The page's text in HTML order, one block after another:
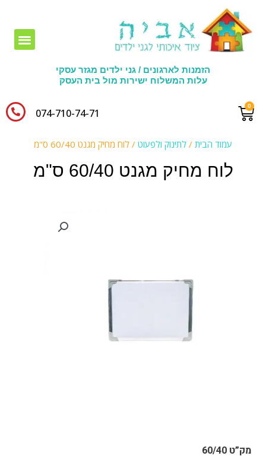
הזמנות לארגונים / גני ילדים מגזר עסקי
עלות המשלוח ישירות מול בית העסק
074-710-74-71​
עמוד הבית / לתינוק ולפעוט / לוח מחיק מגנט 60/40 ס"מ
לוח מחיק מגנט 60/40 ס"מ
מק”ט 60/40